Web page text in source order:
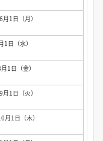
1日（月）
日（水）
1日（金）
1日（火）
1日（木）